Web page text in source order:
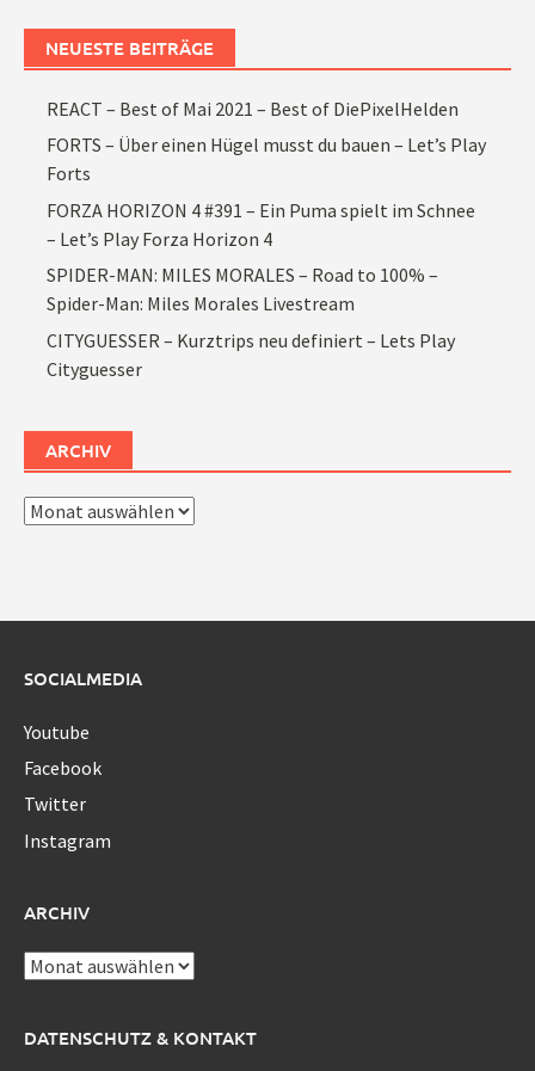
NEUESTE BEITRÄGE
REACT – Best of Mai 2021 – Best of DiePixelHelden
FORTS – Über einen Hügel musst du bauen – Let’s Play
Forts
FORZA HORIZON 4 #391 – Ein Puma spielt im Schnee
– Let’s Play Forza Horizon 4
SPIDER-MAN: MILES MORALES – Road to 100% –
Spider-Man: Miles Morales Livestream
CITYGUESSER – Kurztrips neu definiert – Lets Play
Cityguesser
ARCHIV
Archiv
SOCIALMEDIA
Youtube
Facebook
Twitter
Instagram
ARCHIV
Archiv
DATENSCHUTZ & KONTAKT